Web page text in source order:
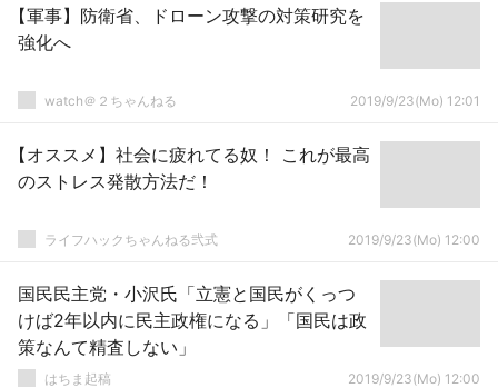
【軍事】防衛省、ドローン攻撃の対策研究を
強化へ
watch＠２ちゃんねる 2019/9/23(Mo) 12:01
【オススメ】社会に疲れてる奴！ これが最高
のストレス発散方法だ！
ライフハックちゃんねる弐式 2019/9/23(Mo) 12:00
国民民主党・小沢氏「立憲と国民がくっつ
けば2年以内に民主政権になる」「国民は政
策なんて精査しない」
はちま起稿 2019/9/23(Mo) 12:00